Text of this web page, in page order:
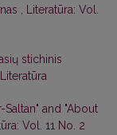
, Literatūra: Vol.
stichinis
Saltan" and "About
Vol. 11 No. 2